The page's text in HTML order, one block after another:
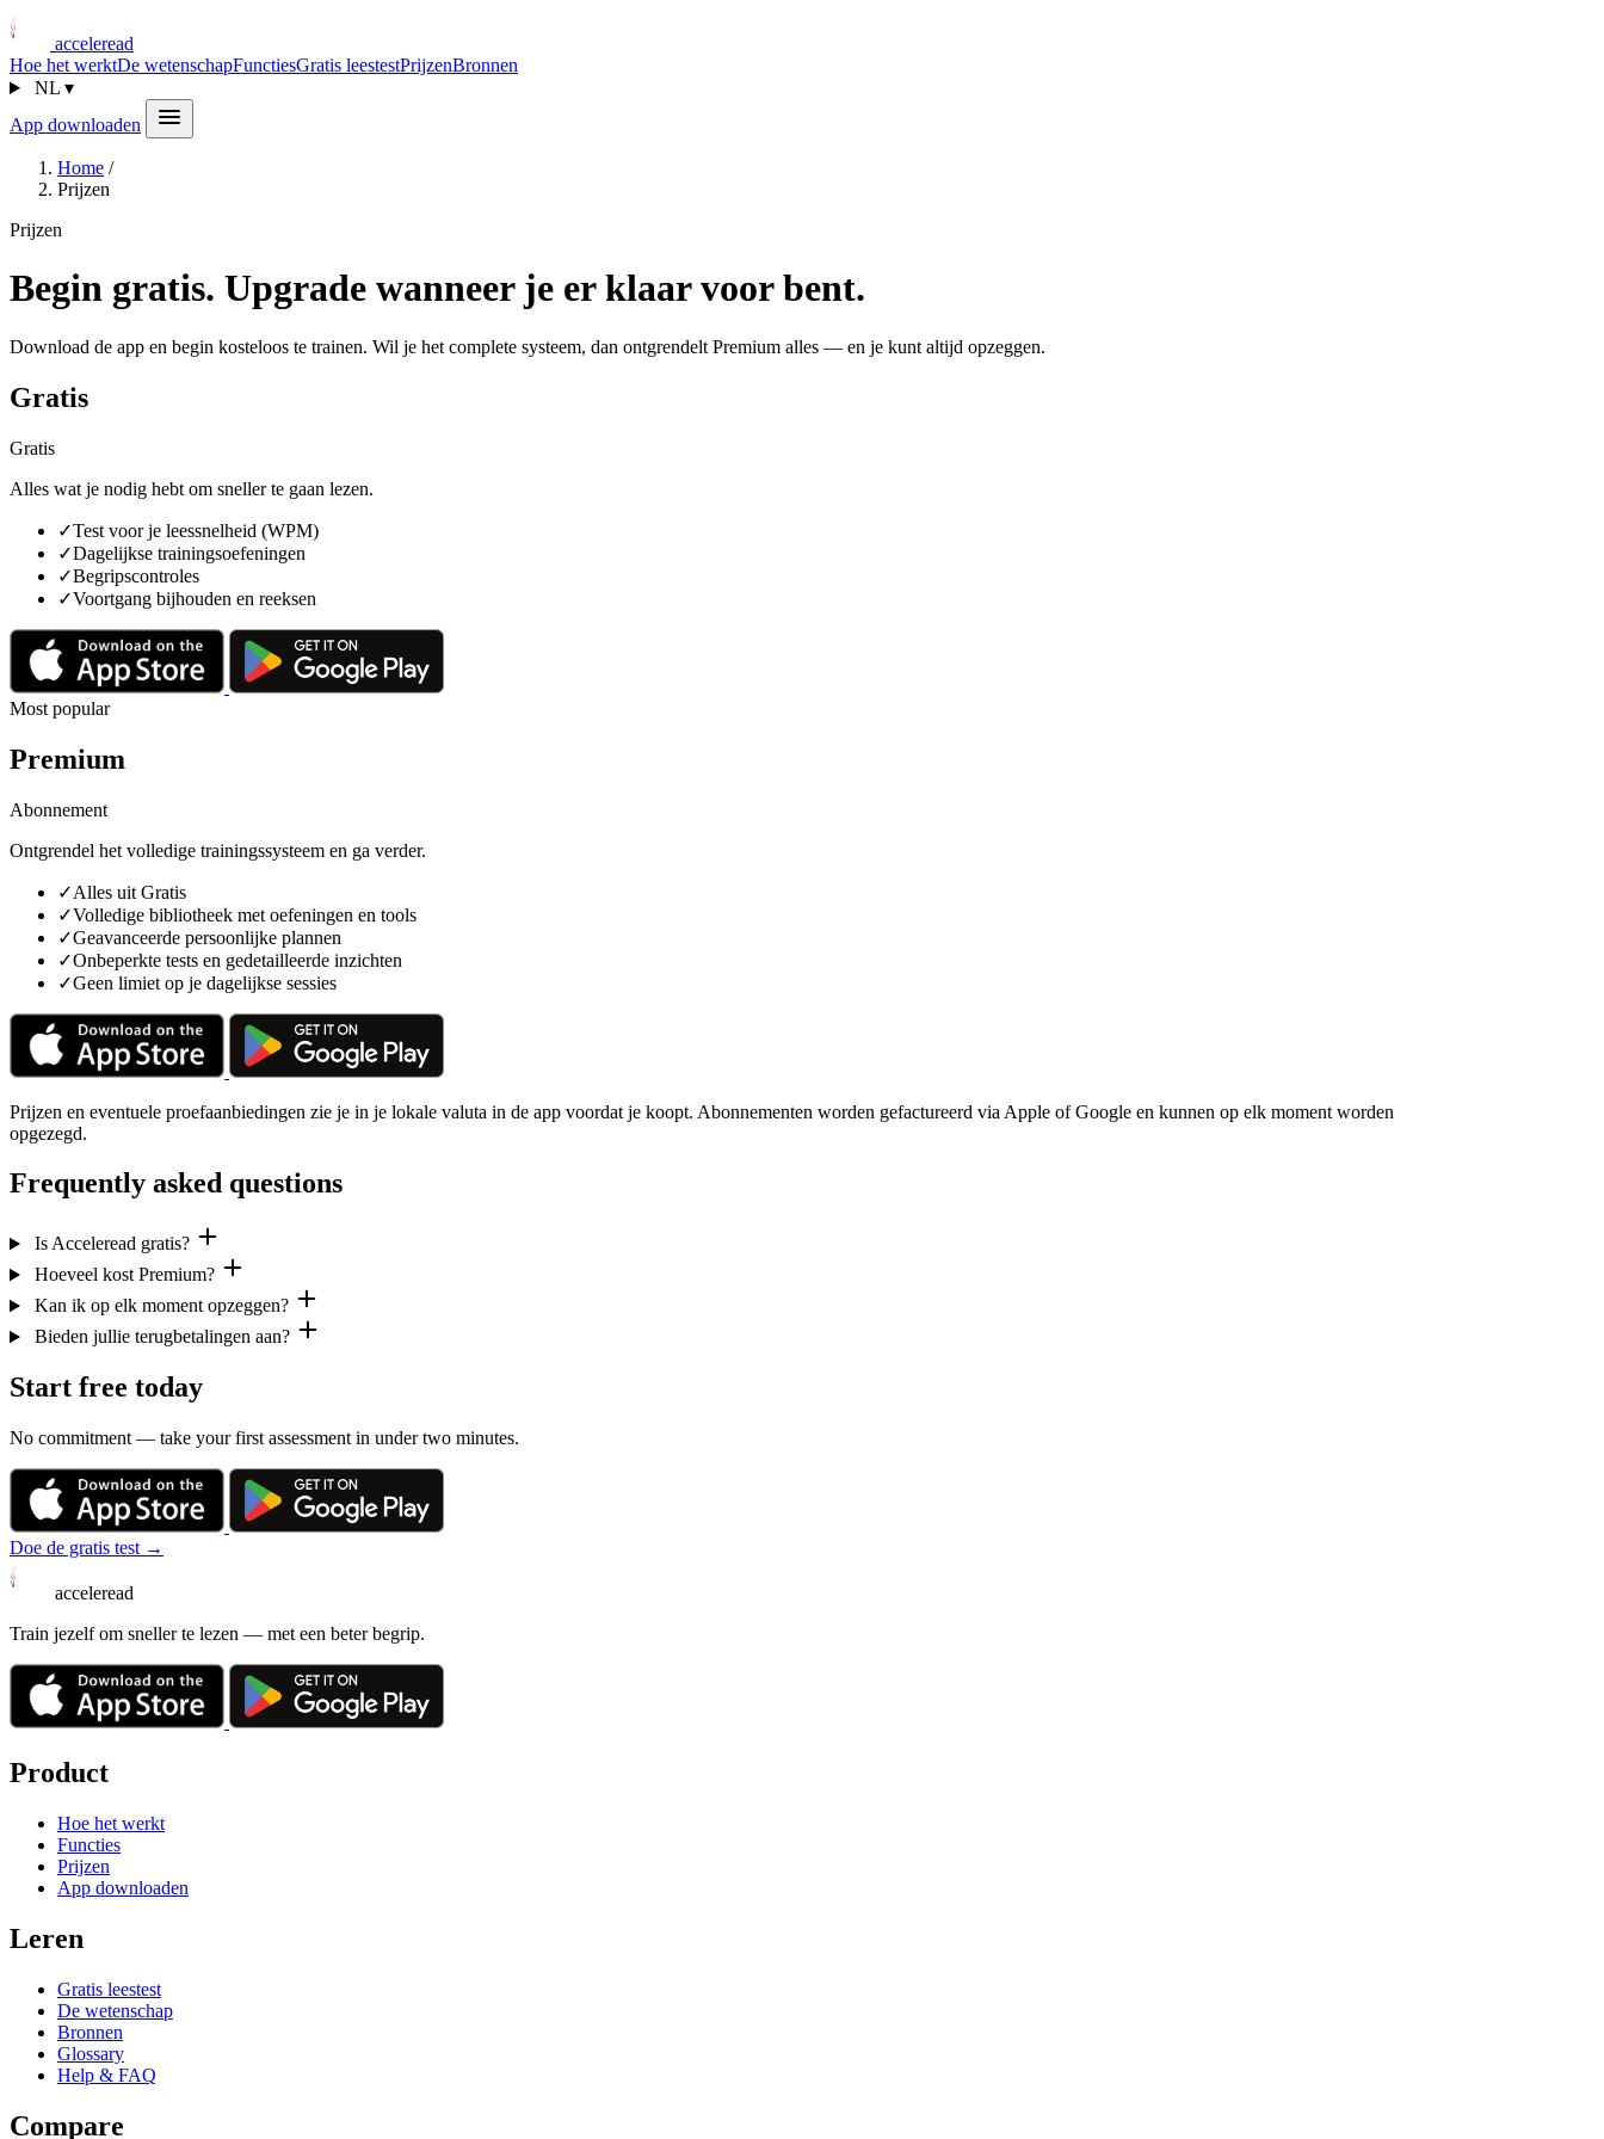
acceleread
Hoe het werktDe wetenschapFunctiesGratis leestestPrijzenBronnen
NL ▾
App downloaden
Home /
Prijzen
Prijzen
Begin gratis. Upgrade wanneer je er klaar voor bent.
Download de app en begin kosteloos te trainen. Wil je het complete systeem, dan ontgrendelt Premium alles — en je kunt altijd opzeggen.
Gratis
Gratis
Alles wat je nodig hebt om sneller te gaan lezen.
✓Test voor je leessnelheid (WPM)
✓Dagelijkse trainingsoefeningen
✓Begripscontroles
✓Voortgang bijhouden en reeksen
Most popular
Premium
Abonnement
Ontgrendel het volledige trainingssysteem en ga verder.
✓Alles uit Gratis
✓Volledige bibliotheek met oefeningen en tools
✓Geavanceerde persoonlijke plannen
✓Onbeperkte tests en gedetailleerde inzichten
✓Geen limiet op je dagelijkse sessies
Prijzen en eventuele proefaanbiedingen zie je in je lokale valuta in de app voordat je koopt. Abonnementen worden gefactureerd via Apple of Google en kunnen op elk moment worden
opgezegd.
Frequently asked questions
Is Acceleread gratis?
Hoeveel kost Premium?
Kan ik op elk moment opzeggen?
Bieden jullie terugbetalingen aan?
Start free today
No commitment — take your first assessment in under two minutes.
Doe de gratis test →
acceleread
Train jezelf om sneller te lezen — met een beter begrip.
Product
Hoe het werkt
Functies
Prijzen
App downloaden
Leren
Gratis leestest
De wetenschap
Bronnen
Glossary
Help & FAQ
Compare